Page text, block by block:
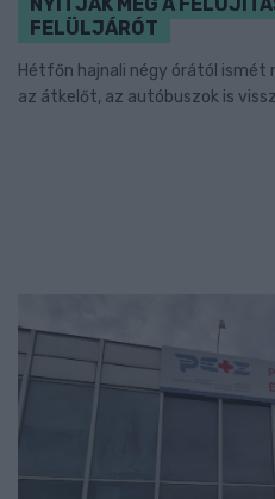
FELÜLJÁRÓT
Hétfőn hajnali négy órától ismét
az átkelőt, az autóbuszok is